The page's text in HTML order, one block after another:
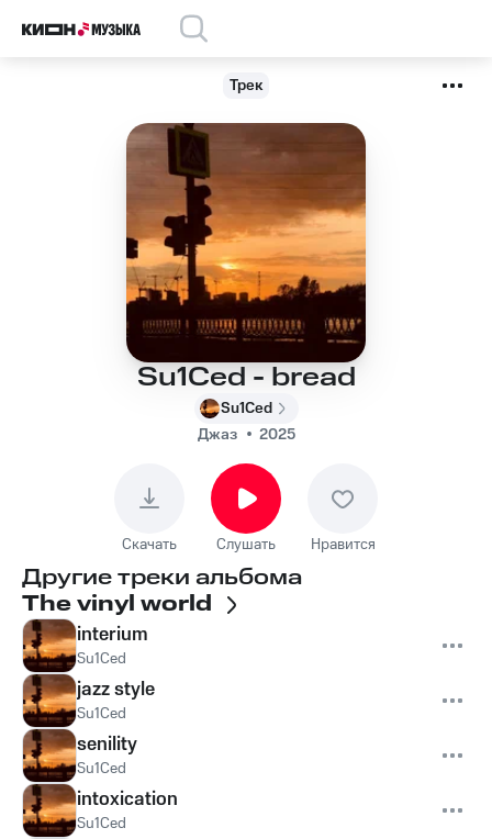
Трек
Su1Ced - bread
Su1Ced
Джаз
2025
Скачать Слушать Нравится
Другие треки альбома
The vinyl world
interium
Su1Ced
jazz style
Su1Ced
senility
Su1Ced
intoxication
Su1Ced